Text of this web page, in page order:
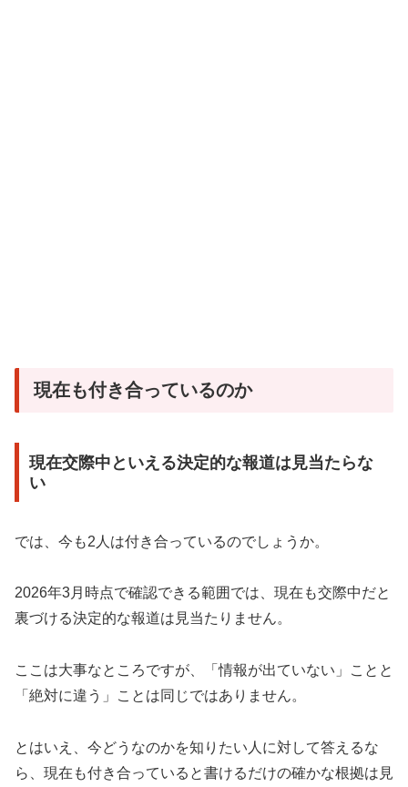
現在も付き合っているのか
現在交際中といえる決定的な報道は見当たらな
い
では、今も2人は付き合っているのでしょうか。
2026年3月時点で確認できる範囲では、現在も交際中だと
裏づける決定的な報道は見当たりません。
ここは大事なところですが、「情報が出ていない」ことと
「絶対に違う」ことは同じではありません。
とはいえ、今どうなのかを知りたい人に対して答えるな
ら、現在も付き合っていると書けるだけの確かな根拠は見